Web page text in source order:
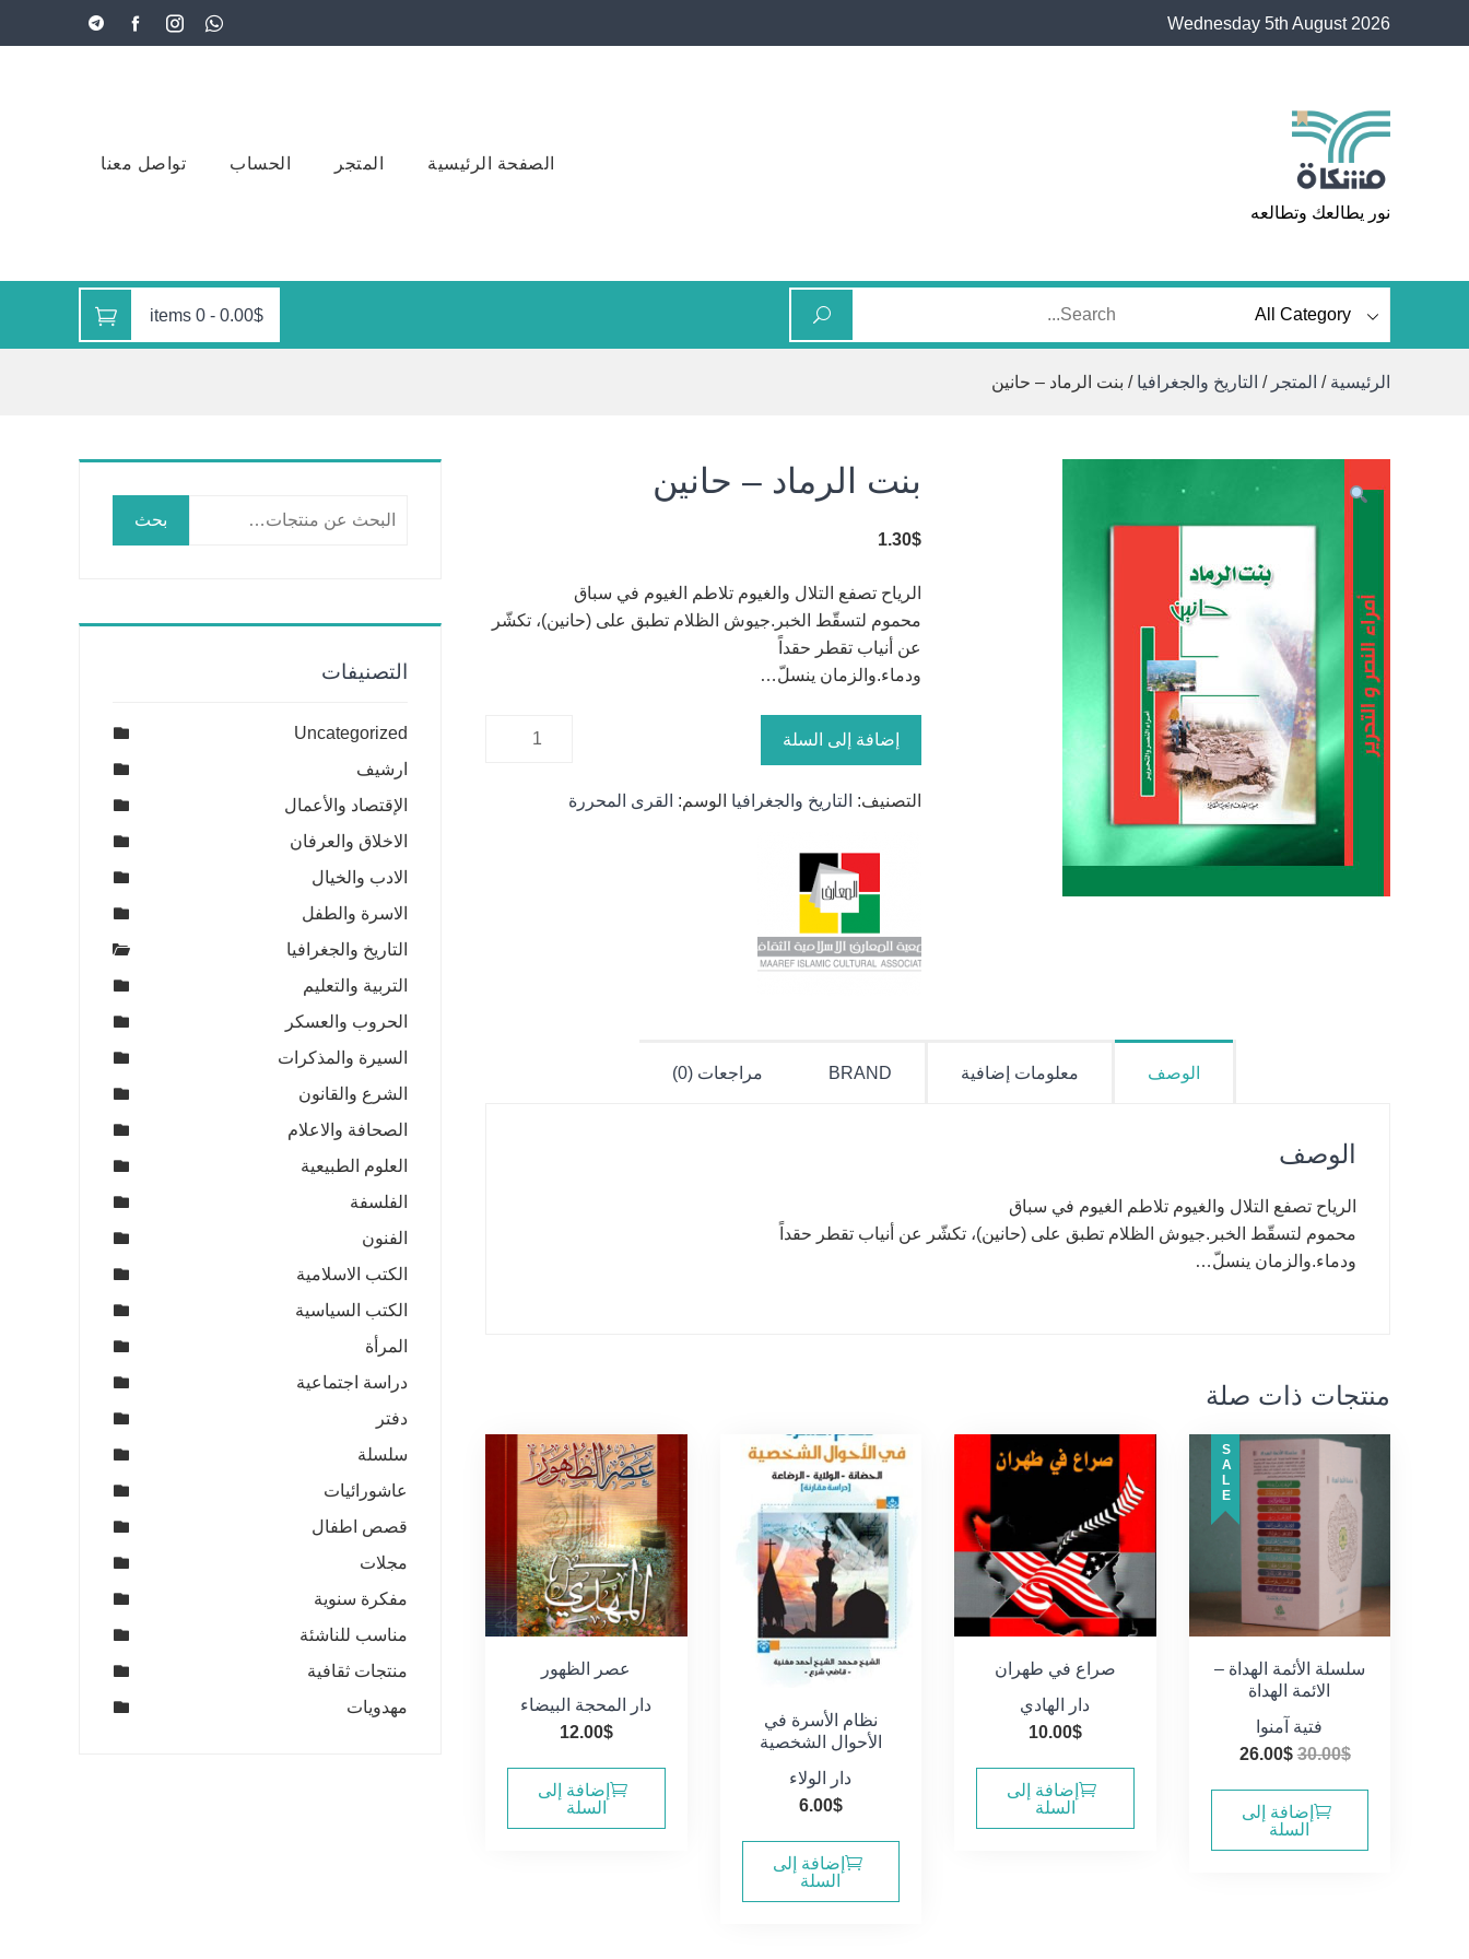
Wednesday 5th August 2026
مشكاة
نور يطالعك وتطالعه
الصفحة الرئيسية المتجر الحساب تواصل معنا
0.00$
-
0 items
الرئيسية / المتجر / التاريخ والجغرافيا / بنت الرماد – حانين
بنت الرماد – حانين
1.30$
الرياح تصفع التلال والغيوم تلاطم الغيوم في سباق
محموم لتسقّط الخبر.جيوش الظلام تطبق على (حانين)، تكشّر
عن أنياب تقطر حقداً
ودماء.والزمان ينسلّ…
كمية بنت
إضافة إلى السلة
التصنيف: التاريخ والجغرافيا الوسم: القرى المحررة
الوصف معلومات إضافية BRAND مراجعات (0)
الوصف
الرياح تصفع التلال والغيوم تلاطم الغيوم في سباق
محموم لتسقّط الخبر.جيوش الظلام تطبق على (حانين)، تكشّر عن أنياب تقطر حقداً
ودماء.والزمان ينسلّ…
منتجات ذات صلة
SALE
سلسلة الأئمة الهداة –
الائمة الهداة
فتية آمنوا
30.00$
السعر
هو:
30.00$.
26.00$
إضافة إلى
السلة
صراع في طهران
دار الهادي
10.00$
إضافة إلى
السلة
نظام الأسرة في
الأحوال الشخصية
دار الولاء
6.00$
إضافة إلى
السلة
عصر الظهور
دار المحجة البيضاء
12.00$
إضافة إلى
السلة
بحث
التصنيفات
Uncategorized
ارشيف
الإقتصاد والأعمال
الاخلاق والعرفان
الادب والخيال
الاسرة والطفل
التاريخ والجغرافيا
التربية والتعليم
الحروب والعسكر
السيرة والمذكرات
الشرع والقانون
الصحافة والاعلام
العلوم الطبيعية
الفلسفة
الفنون
الكتب الاسلامية
الكتب السياسية
المرأة
دراسة اجتماعية
دفتر
سلسلة
عاشورائيات
قصص اطفال
مجلات
مفكرة سنوية
مناسب للناشئة
منتجات ثقافية
مهدويات